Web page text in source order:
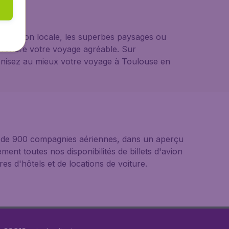
locale, les superbes paysages ou
votre voyage agréable. Sur
au mieux votre voyage à Toulouse en
900 compagnies aériennes, dans un aperçu
toutes nos disponibilités de billets d'avion
d'hôtels et de locations de voiture.